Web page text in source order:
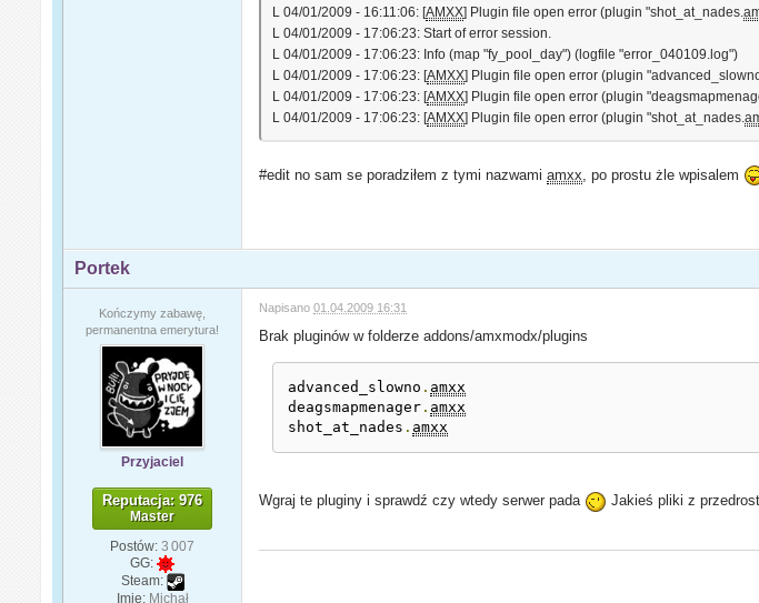
L 04/01/2009 - 16:11:06: [AMXX] Plugin file open error (plugin "shot_at_nades.
L 04/01/2009 - 17:06:23: Start of error session.
L 04/01/2009 - 17:06:23: Info (map "fy_pool_day") (logfile "error_040109.log")
L 04/01/2009 - 17:06:23: [AMXX] Plugin file open error (plugin
L 04/01/2009 - 17:06:23: [AMXX] Plugin file open error (plugin
L 04/01/2009 - 17:06:23: [AMXX] Plugin file open error (plugin "shot_at_nades.
#edit no sam se poradziłem z tymi nazwamiamxx , po prostu żle wpisalem
Portek
Kończymy zabawę,
permanentna emerytura!
Przyjaciel
Reputacja: 976
Master
Postów: 3 007
GG:
Steam:
Imię: Michał
Napisano01.04.2009 16:31
Brak pluginów w folderze addons/amxmodx/plugins
advanced_slowno . amxx
deagsmapmenager . amxx
shot_at_nades . amxx
Wgraj te pluginy i sprawdź czy wtedy serwer pada Jakieś pliki z